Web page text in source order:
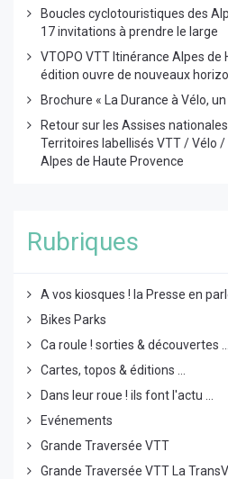
Boucles cyclotouristiques des
17 invitations à prendre le large
VTOPO VTT Itinérance Alpes de
édition ouvre de nouveaux
Brochure « La Durance à Vélo,
Retour sur les Assises
Territoires labellisés VTT / Vélo /
Alpes de Haute Provence
Rubriques
A vos kiosques ! la Presse en
Bikes Parks
Ca roule ! sorties & découvertes ...
Cartes, topos & éditions ...
Dans leur roue ! ils font l'actu ...
Evénements
Grande Traversée VTT
Grande Traversée VTT La